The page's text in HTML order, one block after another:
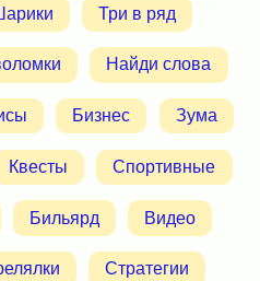
Три в ряд
Найди слова
Бизнес Зума
Квесты Спортивные
Бильярд Видео
Стратегии